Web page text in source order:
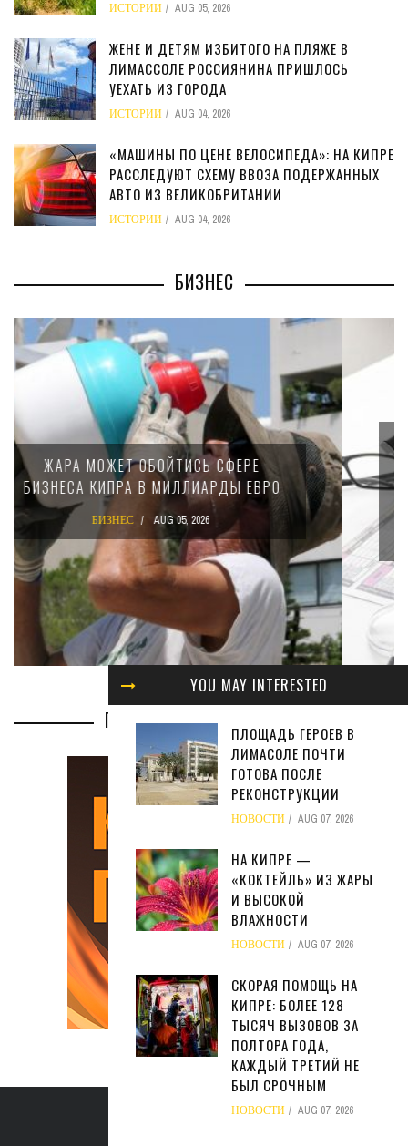
YOU MAY INTERESTED
ПЛОЩАДЬ ГЕРОЕВ В
ЛИМАСОЛЕ ПОЧТИ
ГОТОВА ПОСЛЕ
РЕКОНСТРУКЦИИ
НОВОСТИ AUG 07, 2026
НА КИПРЕ —
«КОКТЕЙЛЬ» ИЗ ЖАРЫ
И ВЫСОКОЙ
ВЛАЖНОСТИ
НОВОСТИ AUG 07, 2026
СКОРАЯ ПОМОЩЬ НА
КИПРЕ: БОЛЕЕ 128
ТЫСЯЧ ВЫЗОВОВ ЗА
ПОЛТОРА ГОДА,
КАЖДЫЙ ТРЕТИЙ НЕ
БЫЛ СРОЧНЫМ
НОВОСТИ AUG 07, 2026
ИСТОРИИ AUG 05, 2026
ЖЕНЕ И ДЕТЯМ ИЗБИТОГО НА ПЛЯЖЕ В
ЛИМАССОЛЕ РОССИЯНИНА ПРИШЛОСЬ
УЕХАТЬ ИЗ ГОРОДА
ИСТОРИИ AUG 04, 2026
«МАШИНЫ ПО ЦЕНЕ ВЕЛОСИПЕДА»: НА КИПРЕ
РАССЛЕДУЮТ СХЕМУ ВВОЗА ПОДЕРЖАННЫХ
АВТО ИЗ ВЕЛИКОБРИТАНИИ
ИСТОРИИ AUG 04, 2026
БИЗНЕС
МИНФИН КИПРА ПЕРЕПИСАЛ ЗАКОН О
15-ПРОЦЕНТНОМ НАЛОГЕ ДЛЯ
КРУПНЫХ МЕЖДУНАРОДНЫХ
КОМПАНИЙ
БИЗНЕС AUG 02, 2026
ПОЛЕЗНАЯ ИНФОРМАЦИЯ